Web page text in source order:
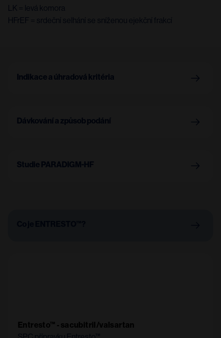
LK = levá komora
HFrEF = srdeční selhání se sníženou ejekční frakcí
Indikace a úhradová kritéria
Dávkování a způsob podání
Studie PARADIGM-HF
Entresto™ - sacubitril/valsartan